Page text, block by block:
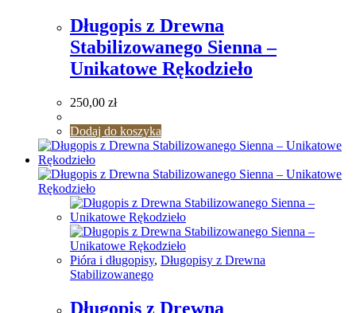
Długopis z Drewna
Stabilizowanego Sienna –
Unikatowe Rękodzieło
250,00 zł
Dodaj do koszyka
Pióra i długopisy, Długopisy z Drewna
Stabilizowanego
Długopis z Drewna